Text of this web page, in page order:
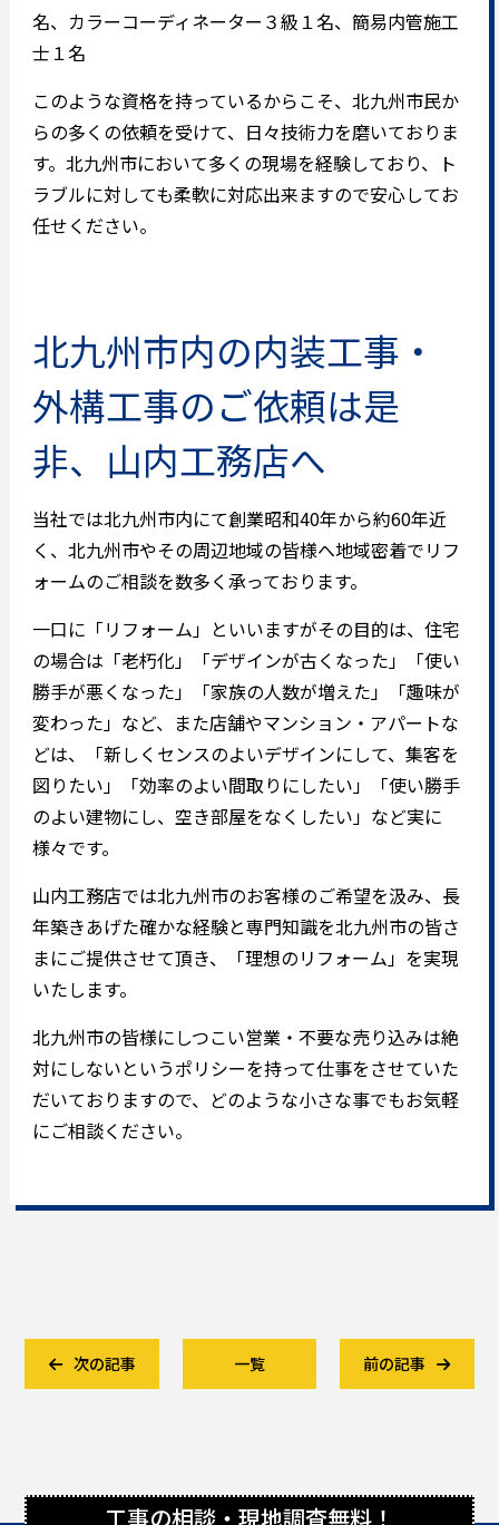
名、カラーコーディネーター３級１名、簡易内管施工
士１名
このような資格を持っているからこそ、北九州市民か
らの多くの依頼を受けて、日々技術力を磨いておりま
す。北九州市において多くの現場を経験しており、ト
ラブルに対しても柔軟に対応出来ますので安心してお
任せください。
北九州市内の内装工事・
外構工事のご依頼は是
非、山内工務店へ
当社では北九州市内にて創業昭和40年から約60年近
く、北九州市やその周辺地域の皆様へ地域密着でリフ
ォームのご相談を数多く承っております。
一口に「リフォーム」といいますがその目的は、住宅
の場合は「老朽化」「デザインが古くなった」「使い
勝手が悪くなった」「家族の人数が増えた」「趣味が
変わった」など、また店舗やマンション・アパートな
どは、「新しくセンスのよいデザインにして、集客を
図りたい」「効率のよい間取りにしたい」「使い勝手
のよい建物にし、空き部屋をなくしたい」など実に
様々です。
山内工務店では北九州市のお客様のご希望を汲み、長
年築きあげた確かな経験と専門知識を北九州市の皆さ
まにご提供させて頂き、「理想のリフォーム」を実現
いたします。
北九州市の皆様にしつこい営業・不要な売り込みは絶
対にしないというポリシーを持って仕事をさせていた
だいておりますので、どのような小さな事でもお気軽
にご相談ください。
次の記事 一覧 前の記事
工事の相談・現地調査無料 ！